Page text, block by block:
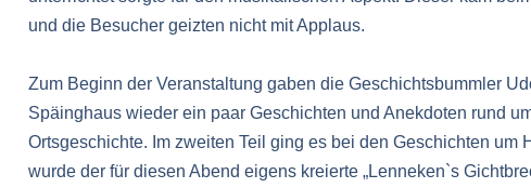
und die Besucher geizten nicht mit Applaus.
Zum Beginn der Veranstaltung gaben die Geschichtsbummler
Späinghaus wieder ein paar Geschichten und Anekdoten rund
Ortsgeschichte. Im zweiten Teil ging es bei den Geschichten um
wurde der für diesen Abend eigens kreierte „Lenneken`s